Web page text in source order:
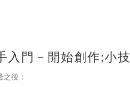
入門－開始創作;小
後：